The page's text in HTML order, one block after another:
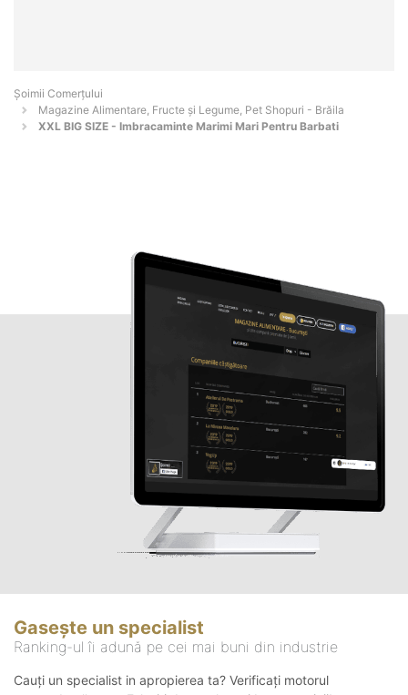
Șoimii Comerțului
Magazine Alimentare, Fructe și Legume, Pet Shopuri - Brăila
XXL BIG SIZE - Imbracaminte Marimi Mari Pentru Barbati
Gasește un specialist
Ranking-ul îi adună pe cei mai buni din industrie
Cauți un specialist in apropierea ta? Verificați motorul